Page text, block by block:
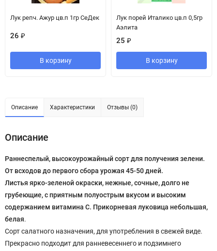
Лук репч. Ажур цв.п 1гр СеДек
26 ₽
В корзину
Лук порей Италико цв.п 0,5гр
Аэлита
25 ₽
В корзину
Описание Характеристики Отзывы (0)
Описание
Раннеспелый, высокоурожайный сорт для получения зелени.
От всходов до первого сбора урожая 45-50 дней.
Листья ярко-зеленой окраски, нежные, сочные, долго не
грубеющие, с приятным полуострым вкусом и высоким
содержанием витамина С. Прикорневая луковица небольшая,
белая.
Сорт салатного назначения, для употребления в свежей виде.
Прекрасно подходит для ранневесеннего и подзимнего